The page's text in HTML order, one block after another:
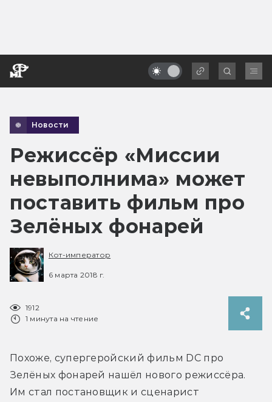
Новости
Режиссёр «Миссии
невыполнима» может
поставить фильм про
Зелёных фонарей
Кот-император
6 марта 2018 г.
1912
1 минута на чтение
Похоже, супергеройский фильм DC про
Зелёных фонарей нашёл нового режиссёра.
Им стал постановщик и сценарист